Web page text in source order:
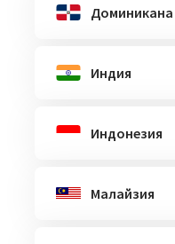
Доминикана
Индия
Индонезия
Малайзия